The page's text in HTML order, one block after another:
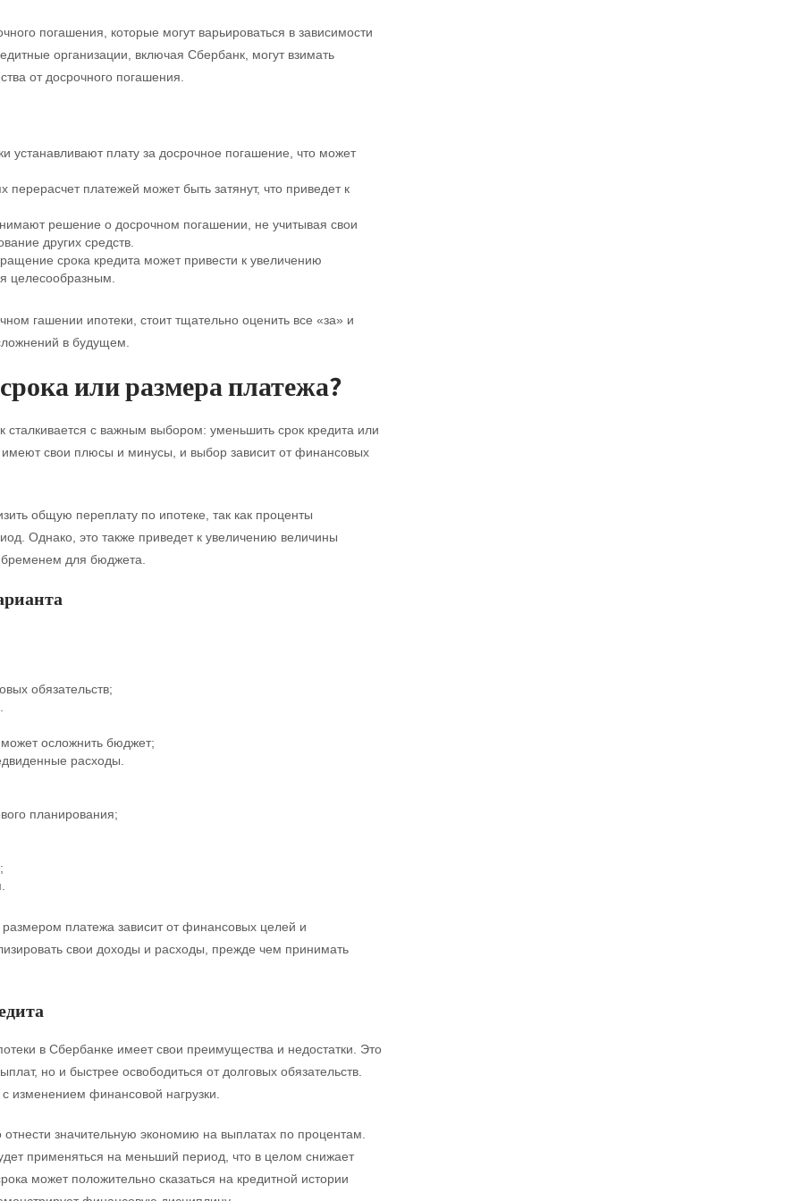
погашения, которые могут варьироваться в зависимости
организации, включая Сбербанк, могут взимать
от досрочного погашения.
устанавливают плату за досрочное погашение, что может
перерасчет платежей может быть затянут, что приведет к
решение о досрочном погашении, не учитывая свои
других средств.
срока кредита может привести к увеличению
целесообразным.
гашении ипотеки, стоит тщательно оценить все «за» и
в будущем.
или размера платежа?
с важным выбором: уменьшить срок кредита или
свои плюсы и минусы, и выбор зависит от финансовых
общую переплату по ипотеке, так как проценты
Однако, это также приведет к увеличению величины
для бюджета.
обязательств;
осложнить бюджет;
расходы.
планирования;
платежа зависит от финансовых целей и
свои доходы и расходы, прежде чем принимать
в Сбербанке имеет свои преимущества и недостатки. Это
но и быстрее освободиться от долговых обязательств.
изменением финансовой нагрузки.
значительную экономию на выплатах по процентам.
применяться на меньший период, что в целом снижает
может положительно сказаться на кредитной истории